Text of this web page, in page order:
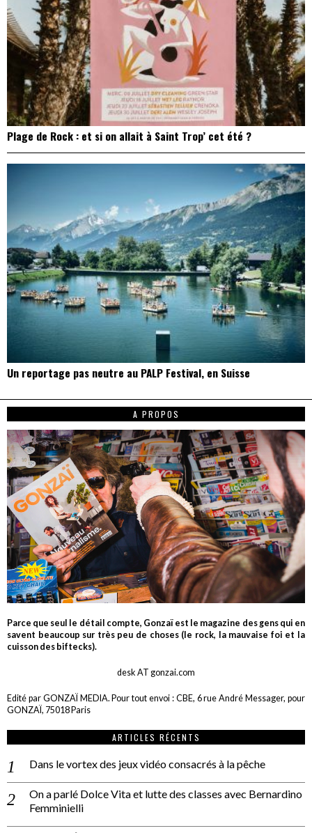
Plage de Rock : et si on allait à Saint Trop’ cet été ?
Un reportage pas neutre au PALP Festival, en Suisse
A PROPOS
Parce que seul le détail compte, Gonzaï est le magazine des gens qui en
savent beaucoup sur très peu de choses (le rock, la mauvaise foi et la
cuisson des biftecks).
desk AT gonzai.com
Edité par GONZAÏ MEDIA. Pour tout envoi : CBE, 6 rue André Messager, pour
GONZAÏ, 75018 Paris
ARTICLES RÉCENTS
Dans le vortex des jeux vidéo consacrés à la pêche
On a parlé Dolce Vita et lutte des classes avec Bernardino
Femminielli